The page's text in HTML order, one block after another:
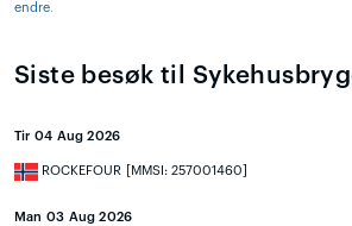
endre.
Siste besøk til
Tir 04 Aug 2026
ROCKEFOUR [MMSI: 257001460]
Man 03 Aug 2026